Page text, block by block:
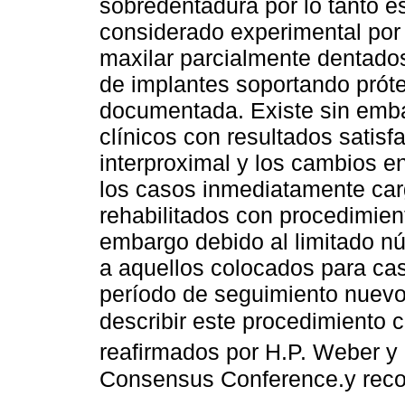
sobredentadura por lo tanto
considerado experimental
maxilar parcialmente
de implantes soportando
documentada. Existe sin
clínicos con resultados
interproximal y los cambios
los casos inmediatamente
rehabilitados con
embargo debido al limitado
a aquellos colocados para
período de seguimiento
describir este procedimiento
reafirmados por H.P. Weber
Consensus Conference.y